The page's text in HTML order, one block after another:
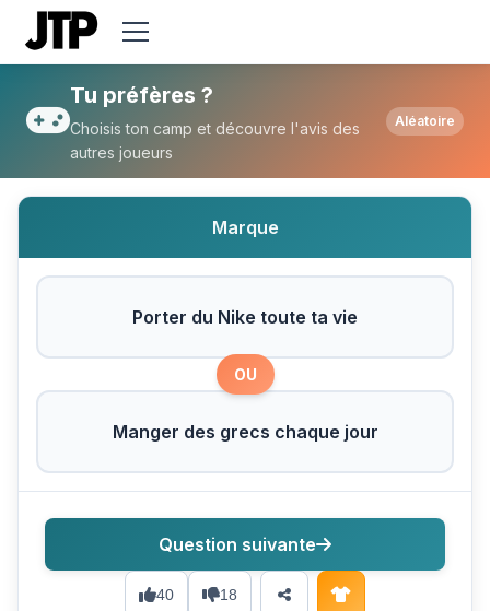
Tu préfères Porter du Nike toute ta vie
Tu préfères ?
Choisis ton camp et découvre l'avis des
autres joueurs
Aléatoire
Marque
Porter du Nike toute ta vie
OU
Manger des grecs chaque jour
40 18
Question suivante